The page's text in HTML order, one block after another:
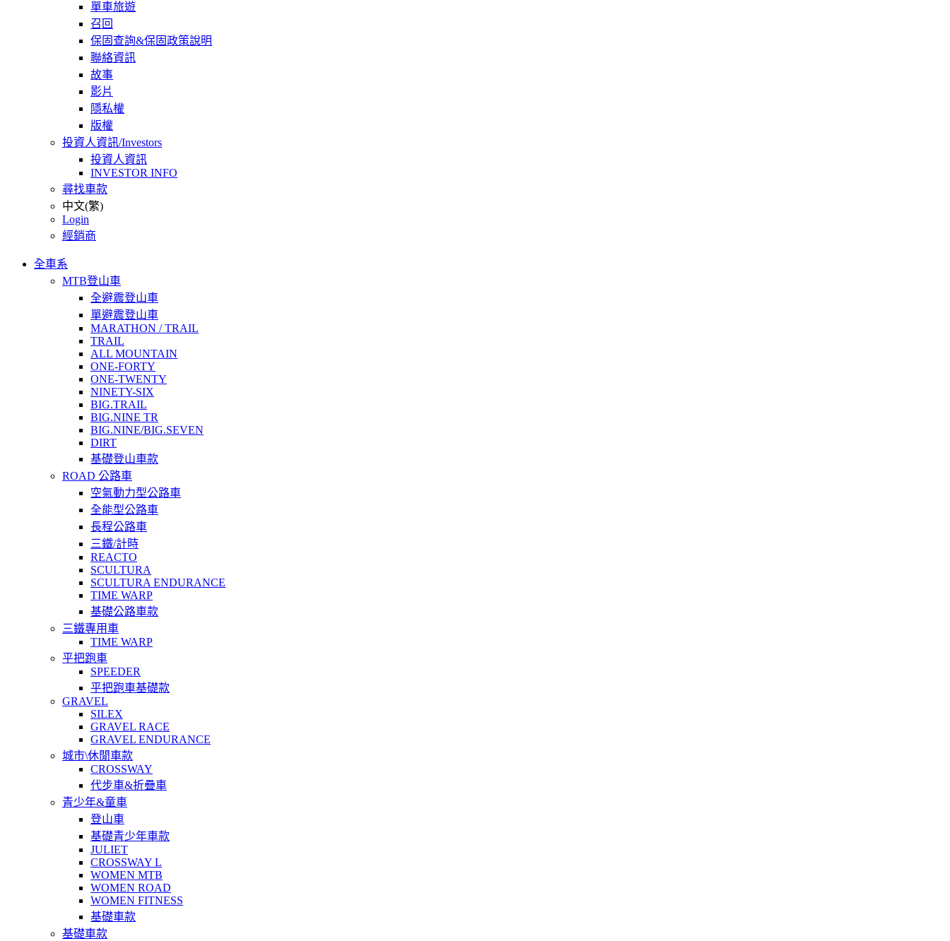
單車旅遊
召回
保固查詢&保固政策說明
聯絡資訊
故事
影片
隱私權
版權
投資人資訊/Investors
投資人資訊
INVESTOR INFO
尋找車款
中文(繁)
Login
經銷商
全車系
MTB登山車
全避震登山車
單避震登山車
MARATHON / TRAIL
TRAIL
ALL MOUNTAIN
ONE-FORTY
ONE-TWENTY
NINETY-SIX
BIG.TRAIL
BIG.NINE TR
BIG.NINE/BIG.SEVEN
DIRT
基礎登山車款
ROAD 公路車
空氣動力型公路車
全能型公路車
長程公路車
三鐵/計時
REACTO
SCULTURA
SCULTURA ENDURANCE
TIME WARP
基礎公路車款
三鐵專用車
TIME WARP
平把跑車
SPEEDER
平把跑車基礎款
GRAVEL
SILEX
GRAVEL RACE
GRAVEL ENDURANCE
城市\休閒車款
CROSSWAY
代步車&折疊車
青少年&童車
登山車
基礎青少年車款
JULIET
CROSSWAY L
WOMEN MTB
WOMEN ROAD
WOMEN FITNESS
基礎車款
基礎車款